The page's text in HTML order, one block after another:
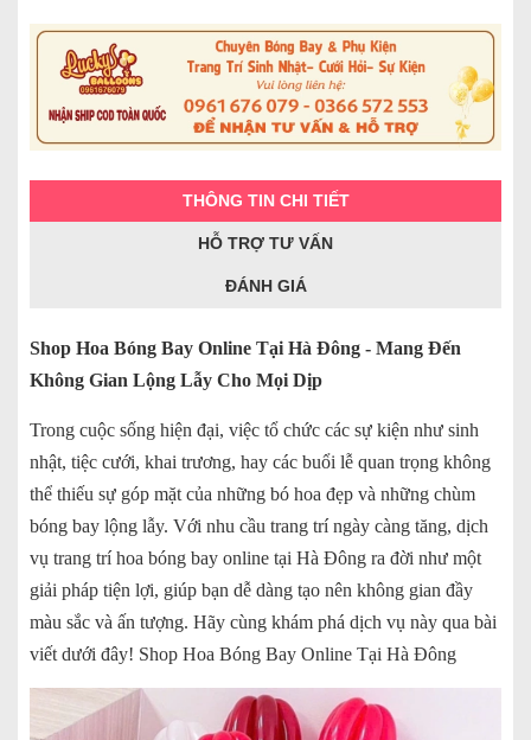
THÔNG TIN CHI TIẾT
HỖ TRỢ TƯ VẤN
ĐÁNH GIÁ
Shop Hoa Bóng Bay Online Tại Hà Đông - Mang Đến
Không Gian Lộng Lẫy Cho Mọi Dịp
Trong cuộc sống hiện đại, việc tổ chức các sự kiện như sinh
nhật, tiệc cưới, khai trương, hay các buổi lễ quan trọng không
thể thiếu sự góp mặt của những bó hoa đẹp và những chùm
bóng bay lộng lẫy. Với nhu cầu trang trí ngày càng tăng, dịch
vụ trang trí hoa bóng bay online tại Hà Đông ra đời như một
giải pháp tiện lợi, giúp bạn dễ dàng tạo nên không gian đầy
màu sắc và ấn tượng. Hãy cùng khám phá dịch vụ này qua bài
viết dưới đây! Shop Hoa Bóng Bay Online Tại Hà Đông